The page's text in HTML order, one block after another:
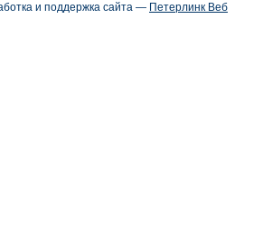
и поддержка сайта — Петерлинк Веб